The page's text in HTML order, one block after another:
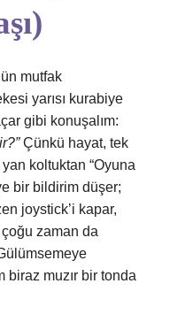
mutfak
yarısı kurabiye
gibi konuşalım:
Çünkü hayat, tek
koltuktan “Oyuna
bir bildirim düşer;
joystick’i kapar,
zaman da
biraz muzır bir tonda